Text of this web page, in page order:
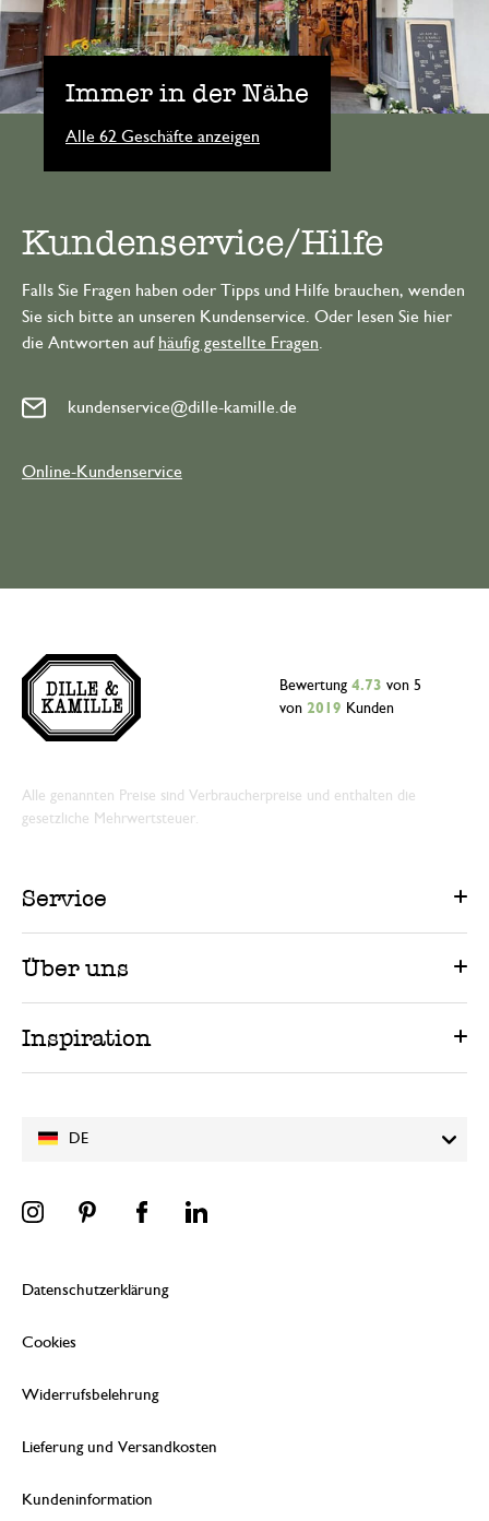
Immer in der Nähe
Alle 62 Geschäfte anzeigen
Kundenservice/Hilfe
Falls Sie Fragen haben oder Tipps und Hilfe brauchen, wenden
Sie sich bitte an unseren Kundenservice. Oder lesen Sie hier
die Antworten auf häufig gestellte Fragen
kundenservice@dille-kamille.de
Online-Kundenservice
DE
Bewertung 4.73 von 5
von 2019 Kunden
Alle genannten Preise sind Verbraucherpreise und enthalten die
gesetzliche Mehrwertsteuer.
Service
Über uns
Inspiration
Datenschutzerklärung
Cookies
Widerrufsbelehrung
Lieferung und Versandkosten
Kundeninformation